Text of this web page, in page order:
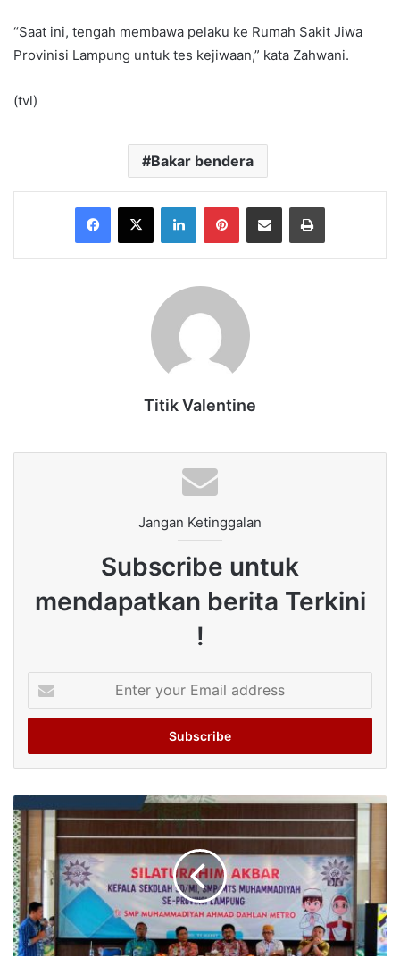
“Saat ini, tengah membawa pelaku ke Rumah Sakit Jiwa
Provinisi Lampung untuk tes kejiwaan,” kata Zahwani.
(tvl)
Bakar bendera
Facebook
X LinkedInPinterestShare via Email Print
Titik Valentine
Jangan Ketinggalan
Subscribe untuk
mendapatkan berita Terkini
!
your
Email